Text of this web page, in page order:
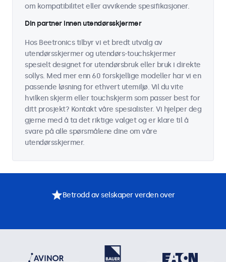
om kompatibilitet eller avvikende spesifikasjoner.
Din partner innen utendørsskjermer
Hos Beetronics tilbyr vi et bredt utvalg av
utendørsskjermer og utendørs-touchskjermer
spesielt designet for utendørsbruk eller bruk i direkte
sollys. Med mer enn 60 forskjellige modeller har vi en
passende løsning for ethvert utemiljø. Vil du vite
hvilken skjerm eller touchskjerm som passer best for
ditt prosjekt? Kontakt våre spesialister. Vi hjelper deg
gjerne med å ta det riktige valget og er klare til å
svare på alle spørsmålene dine om våre
utendørsskjermer.
Betrodd av selskaper verden over